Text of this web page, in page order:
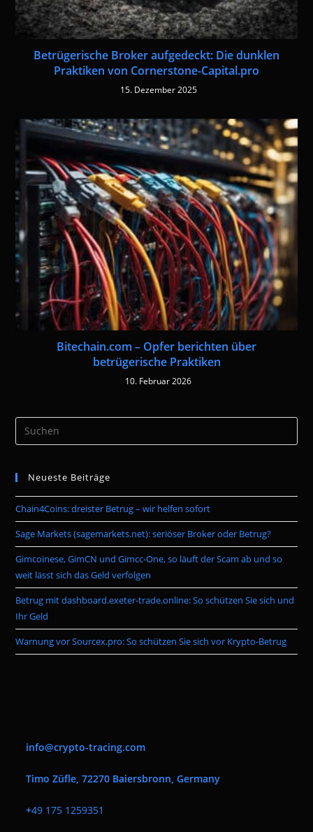
Betrügerische Broker aufgedeckt: Die dunklen
Praktiken von Cornerstone-Capital.pro
15. Dezember 2025
Bitechain.com – Opfer berichten über
betrügerische Praktiken
10. Februar 2026
the
Neueste Beiträge
Chain4Coins: dreister Betrug – wir helfen sofort
Sage Markets (sagemarkets.net): seriöser Broker oder Betrug?
Gimcoinese, GimCN und Gimcc-One, so läuft der Scam ab und so
weit lässt sich das Geld verfolgen
Betrug mit dashboard.exeter-trade.online: So schützen Sie sich und
Ihr Geld
Warnung vor Sourcex.pro: So schützen Sie sich vor Krypto-Betrug
info@crypto-tracing.com
Timo Züfle, 72270 Baiersbronn, Germany
+49 175 1259351